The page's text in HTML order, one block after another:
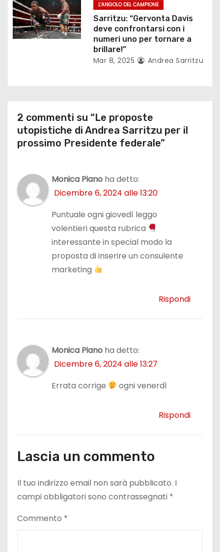
o
l
L'ANGOLO DEL CAMPIONE
Sarritzu: “Gervonta Davis
deve confrontarsi con i
numeri uno per tornare a
brillare!”
Mar 8, 2025 Andrea Sarritzu
2 commenti su “Le proposte
utopistiche di Andrea Sarritzu per il
prossimo Presidente federale”
Monica Piano ha detto:
Dicembre 6, 2024 alle 13:20
Puntuale ogni giovedì leggo
volentieri questa rubrica
interessante in special modo la
proposta di inserire un consulente
marketing
Rispondi
Monica Piano ha detto:
Dicembre 6, 2024 alle 13:27
Errata corrige
ogni venerdì
Rispondi
Lascia un commento
Il tuo indirizzo email non sarà pubblicato. I
campi obbligatori sono contrassegnati *
Commento *